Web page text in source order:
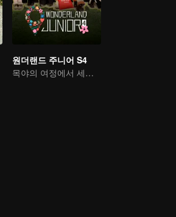
원더랜드 주니어 S4
목야의 여정에서 세계를 만난다